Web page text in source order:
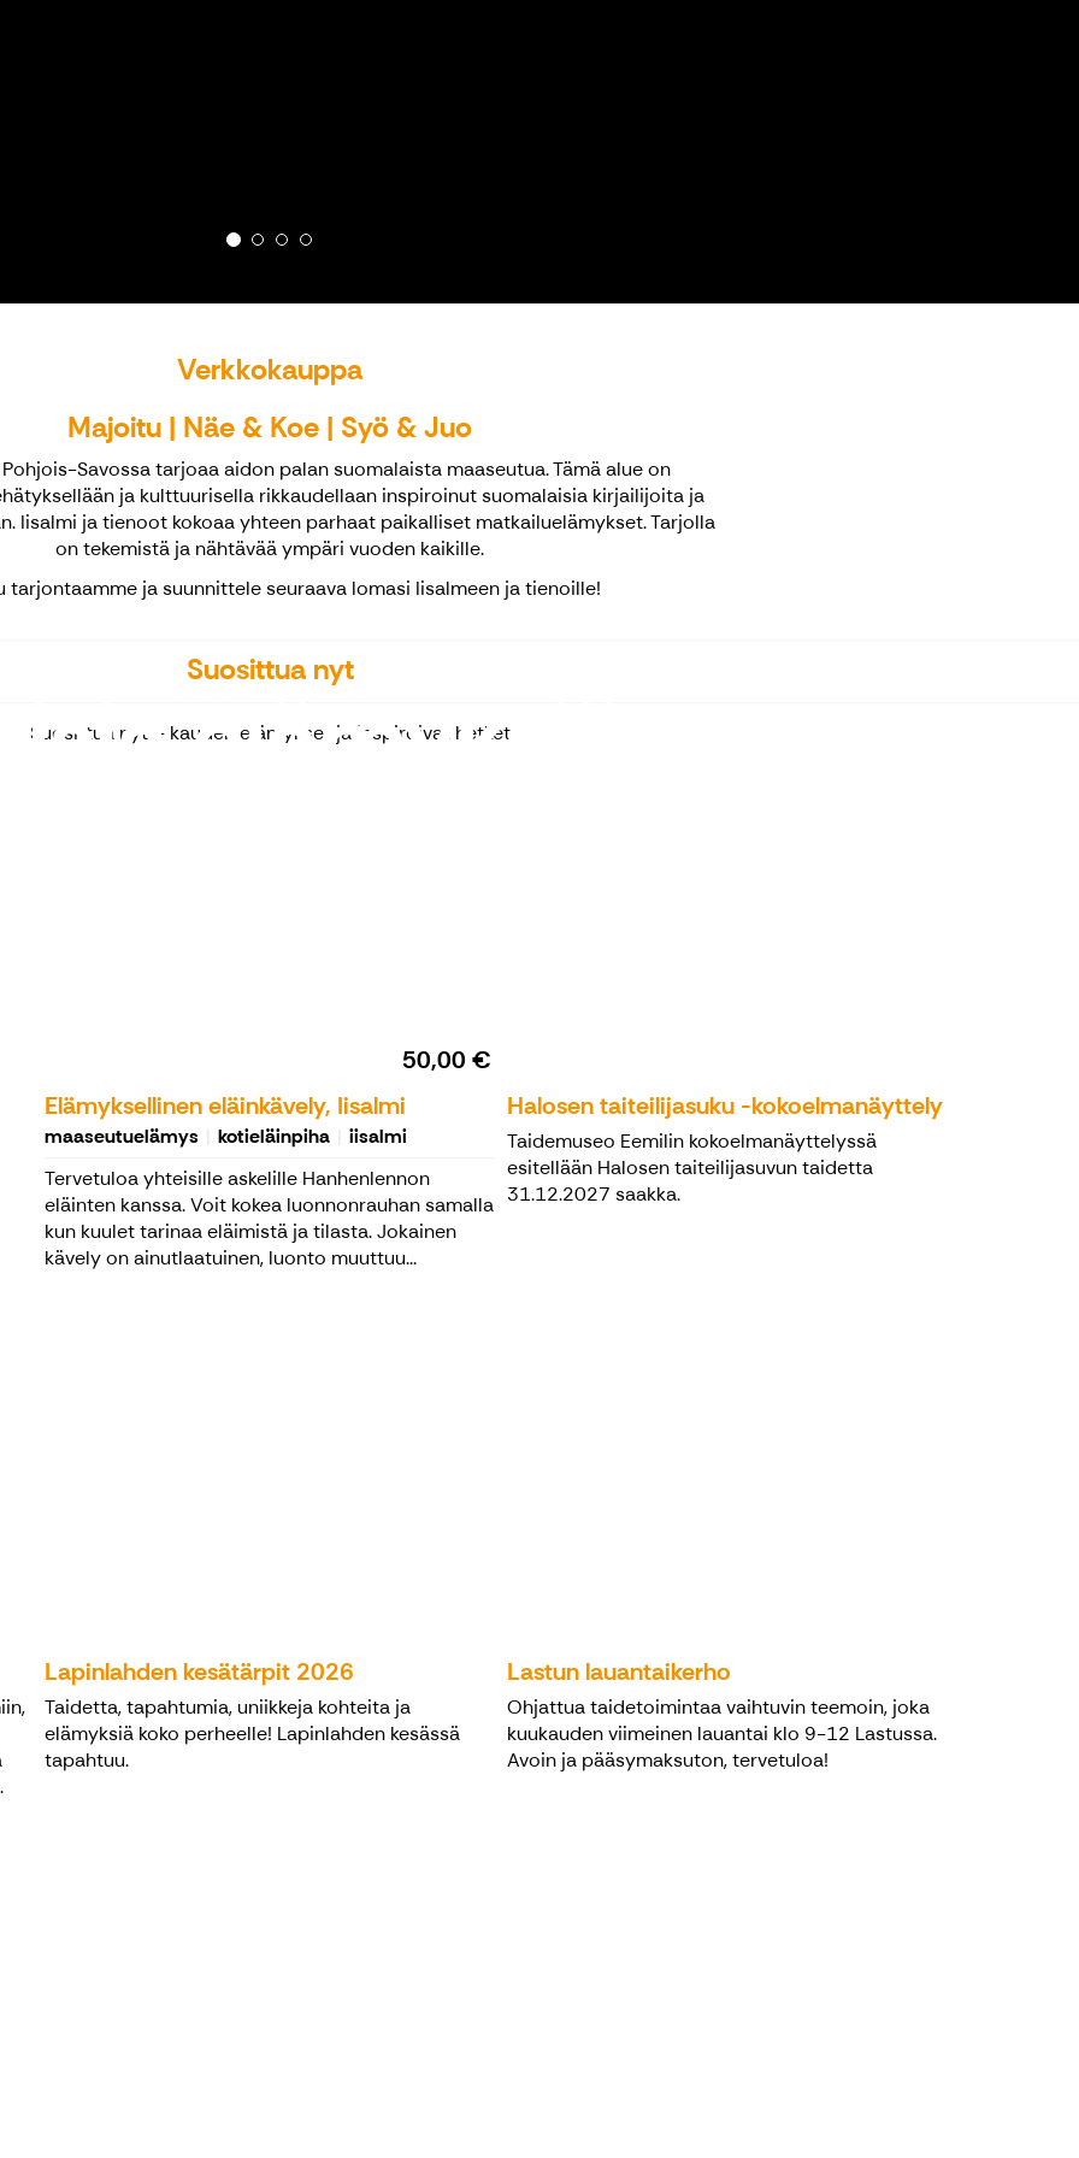
elämyksiä
Verkkokauppa
Majoitu | Näe & Koe | Syö & Juo
Savossa tarjoaa aidon palan suomalaista maaseutua. Tämä alue on
ja kulttuurisella rikkaudellaan inspiroinut suomalaisia kirjailijoita ja
Iisalmi ja tienoot kokoaa yhteen parhaat paikalliset matkailuelämykset. Tarjolla
on tekemistä ja nähtävää ympäri vuoden kaikille.
tarjontaamme ja suunnittele seuraava lomasi Iisalmeen ja tienoille!
Suosittua nyt
Suosittua nyt – kauden elämykset ja inspiroivat hetket
50,00 €
Elämyksellinen eläinkävely, Iisalmi
maaseutuelämys kotieläinpiha
iisalmi
Tervetuloa yhteisille askelille Hanhenlennon
eläinten kanssa. Voit kokea luonnonrauhan samalla
kun kuulet tarinaa eläimistä ja tilasta. Jokainen
kävely on ainutlaatuinen, luonto muuttuu...
Halosen taiteilijasuku -kokoelmanäyttely
Taidemuseo Eemilin kokoelmanäyttelyssä
esitellään Halosen taiteilijasuvun taidetta
31.12.2027 saakka.
Lapinlahden kesätärpit 2026
Taidetta, tapahtumia, uniikkeja kohteita ja
elämyksiä koko perheelle! Lapinlahden kesässä
tapahtuu.
Lastun lauantaikerho
Ohjattua taidetoimintaa vaihtuvin teemoin, joka
kuukauden viimeinen lauantai klo 9-12 Lastussa.
Avoin ja pääsymaksuton, tervetuloa!